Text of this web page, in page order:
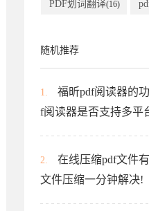
PDF划词翻译(16)
随机推荐
1.
福昕pdf阅读器的
f阅读器是否支持多平
2.
在线压缩pdf文件
文件压缩一分钟解决!